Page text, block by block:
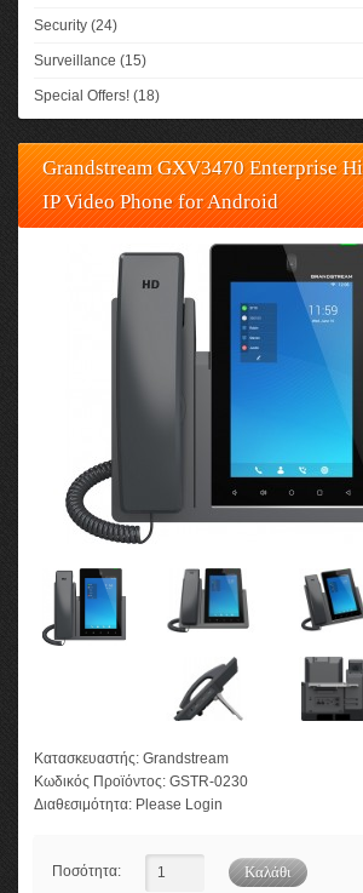
Security (24)
Surveillance (15)
Special Offers! (18)
Grandstream GXV3470 Enterprise
IP Video Phone for Android
Κατασκευαστής: Grandstream
Κωδικός Προϊόντος: GSTR-0230
Διαθεσιμότητα: Please Login
Ποσότητα: